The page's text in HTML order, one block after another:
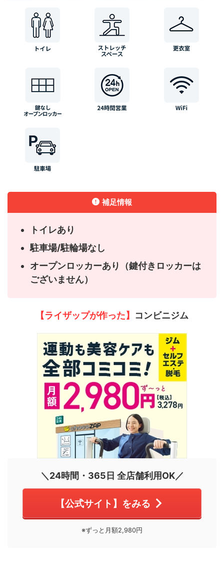
補足情報
トイレあり
駐車場/駐輪場なし
オープンロッカーあり（鍵付きロッカーは
ございません）
【ライザップが作った】 コンビニジム
＼24時間・365日 全店舗利用OK／
【公式サイト】をみる
※ずっと月額2,980円